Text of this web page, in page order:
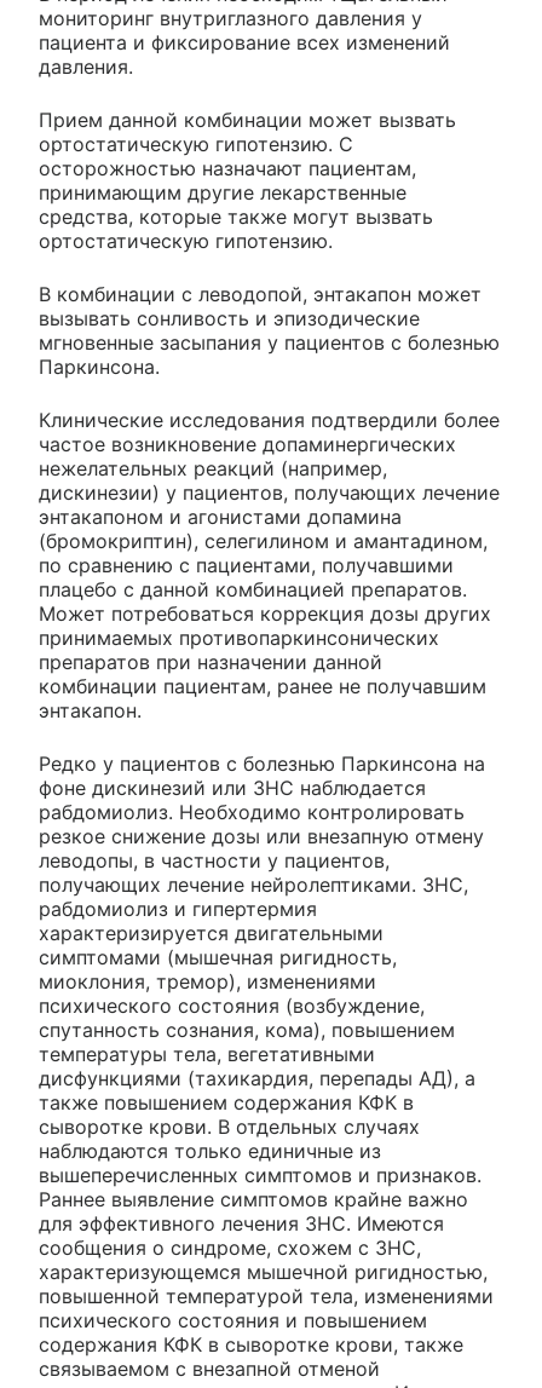
мониторинг внутриглазного давления у
пациента и фиксирование всех изменений
давления.
Прием данной комбинации может вызвать
ортостатическую гипотензию. С
осторожностью назначают пациентам,
принимающим другие лекарственные
средства, которые также могут вызвать
ортостатическую гипотензию.
В комбинации с леводопой, энтакапон может
вызывать сонливость и эпизодические
мгновенные засыпания у пациентов с болезнью
Паркинсона.
Клинические исследования подтвердили более
частое возникновение допаминергических
нежелательных реакций (например,
дискинезии) у пациентов, получающих лечение
энтакапоном и агонистами допамина
(бромокриптин), селегилином и амантадином,
по сравнению с пациентами, получавшими
плацебо с данной комбинацией препаратов.
Может потребоваться коррекция дозы других
принимаемых противопаркинсонических
препаратов при назначении данной
комбинации пациентам, ранее не получавшим
энтакапон.
Редко у пациентов с болезнью Паркинсона на
фоне дискинезий или ЗНС наблюдается
рабдомиолиз. Необходимо контролировать
резкое снижение дозы или внезапную отмену
леводопы, в частности у пациентов,
получающих лечение нейролептиками. ЗНС,
рабдомиолиз и гипертермия
характеризируется двигательными
симптомами (мышечная ригидность,
миоклония, тремор), изменениями
психического состояния (возбуждение,
спутанность сознания, кома), повышением
температуры тела, вегетативными
дисфункциями (тахикардия, перепады АД), а
также повышением содержания КФК в
сыворотке крови. В отдельных случаях
наблюдаются только единичные из
вышеперечисленных симптомов и признаков.
Раннее выявление симптомов крайне важно
для эффективного лечения ЗНС. Имеются
сообщения о синдроме, схожем с ЗНС,
характеризующемся мышечной ригидностью,
повышенной температурой тела, изменениями
психического состояния и повышением
содержания КФК в сыворотке крови, также
связываемом с внезапной отменой